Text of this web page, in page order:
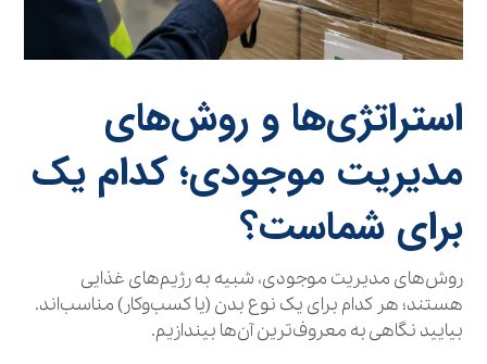
استراتژی‌ها و روش‌های
مدیریت موجودی؛ کدام یک
برای شماست؟
روش‌های مدیریت موجودی، شبیه به رژیم‌های غذایی
هستند؛ هر کدام برای یک نوع بدن (یا کسب‌وکار) مناسب‌اند.
بیایید نگاهی به معروف‌ترین آن‌ها بیندازیم.